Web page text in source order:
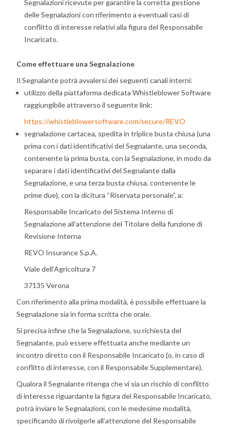
Segnalazioni ricevute per garantire la corretta gestione
delle Segnalazioni con riferimento a eventuali casi di
conflitto di interesse relativi alla figura del Responsabile
Incaricato.
Come effettuare una Segnalazione
Il Segnalante potrà avvalersi dei seguenti canali interni:
utilizzo della piattaforma dedicata Whistleblower Software
raggiungibile attraverso il seguente link:
https://whistleblowersoftware.com/secure/REVO
segnalazione cartacea, spedita in triplice busta chiusa (una
prima con i dati identificativi del Segnalante, una seconda,
contenente la prima busta, con la Segnalazione, in modo da
separare i dati identificativi del Segnalante dalla
Segnalazione, e una terza busta chiusa, contenente le
prime due), con la dicitura “Riservata personale”, a:
Responsabile Incaricato del Sistema Interno di
Segnalazione all’attenzione del Titolare della funzione di
Revisione Interna
REVO Insurance S.p.A.
Viale dell’Agricoltura 7
37135 Verona
Con riferimento alla prima modalità, è possibile effettuare la
Segnalazione sia in forma scritta che orale.
Si precisa infine che la Segnalazione, su richiesta del
Segnalante, può essere effettuata anche mediante un
incontro diretto con il Responsabile Incaricato (o, in caso di
conflitto di interesse, con il Responsabile Supplementare).
Qualora il Segnalante ritenga che vi sia un rischio di conflitto
di interesse riguardante la figura del Responsabile Incaricato,
potrà inviare le Segnalazioni, con le medesime modalità,
specificando di rivolgerle all’attenzione del Responsabile